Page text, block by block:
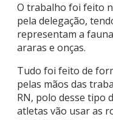
O trabalho foi feito
pela delegação,
representam a
araras e onças.
Tudo foi feito de
pelas mãos das
RN, polo desse tipo
atletas vão usar as